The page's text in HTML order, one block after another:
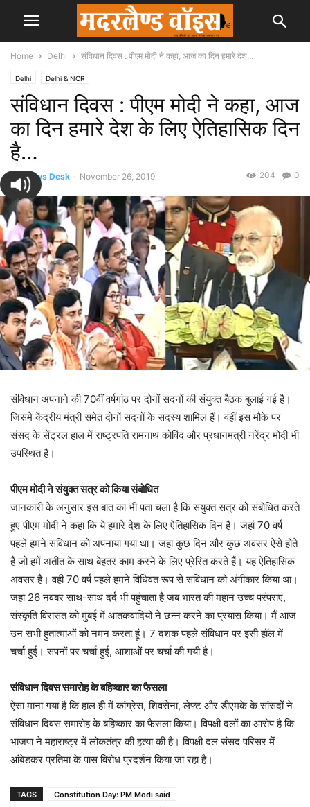
Home Delhi संविधान दिवस : पीएम मोदी ने कहा, आज का दिन हमारे देश...
Delhi Delhi & NCR
संविधान दिवस : पीएम मोदी ने कहा, आज
का दिन हमारे देश के लिए ऐतिहासिक दिन
है…
By News Desk - November 26, 2019 0
204
संविधान अपनाने की 70वीं वर्षगांठ पर दोनों सदनों की संयुक्त बैठक बुलाई गई है।
जिसमे केंद्रीय मंत्री समेत दोनों सदनों के सदस्य शामिल हैं। वहीं इस मौके पर
संसद के सेंट्रल हाल में राष्ट्रपति रामनाथ कोविंद और प्रधानमंत्री नरेंद्र मोदी भी
उपस्थित हैं।
पीएम मोदी ने संयुक्त सत्र को किया संबोधित
जानकारी के अनुसार इस बात का भी पता चला है कि संयुक्त सत्र को संबोधित करते
हुए पीएम मोदी ने कहा कि ये हमारे देश के लिए ऐतिहासिक दिन हैं। जहां 70 वर्ष
पहले हमने संविधान को अपनाया गया था। जहां कुछ दिन और कुछ अवसर ऐसे होते
हैं जो हमें अतीत के साथ बेहतर काम करने के लिए प्रेरित करते हैं। यह ऐतिहासिक
अवसर है। वहीं 70 वर्ष पहले हमने विधिवत रूप से संविधान को अंगीकार किया था।
जहां 26 नवंबर साथ-साथ दर्द भी पहुंचाता है जब भारत की महान उच्च परंपराएं,
संस्कृति विरासत को मुंबई में आतंकवादियों ने छन्न करने का प्रयास किया। मैं आज
उन सभी हुतात्माओं को नमन करता हूं। 7 दशक पहले संविधान पर इसी हॉल में
चर्चा हुई। सपनों पर चर्चा हुई, आशाओं पर चर्चा की गयी ​है।
संविधान दिवस समारोह के बहिष्कार का फैसला
ऐसा माना गया है कि हाल ही में कांग्रेस, शिवसेना, लेफ्ट और डीएमके के सांसदों ने
संविधान दिवस समारोह के बहिष्कार का फैसला किया। विपक्षी दलों का आरोप है कि
भाजपा ने महाराष्ट्र में लोकतंत्र की हत्या की है। विपक्षी दल संसद परिसर में
आंबेडकर प्रतिमा के पास विरोध प्रदर्शन किया जा रहा है।
TAGS
Constitution Day: PM Modi said